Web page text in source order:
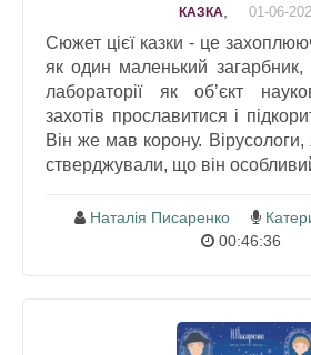
КАЗКА 01-06-
Сюжет цієї казки - це
як один маленький
лабораторії як об’єкт
захотів прославитися і
Він же мав корону. Вірусологи,
стверджували, що він
Наталія Писаренко
00:46:36